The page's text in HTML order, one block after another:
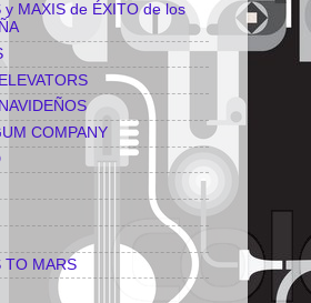
y MAXIS de ÉXITO de los
COMPANY
TO MARS